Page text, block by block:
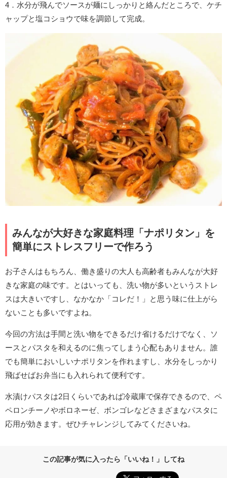
4．水分が飛んでソースが麺にしっかりと絡んだところで、ケチ
ャップと塩コショウで味を調節して完成。
みんなが大好きな家庭料理「ナポリタン」を
簡単にストレスフリーで作ろう
お子さんはもちろん、働き盛りの大人も高齢者もみんなが大好
きな家庭の味です。とはいっても、洗い物が多いというストレ
スは大きいですし、なかなか「コレだ！」と思う味に仕上がら
ないことも多いですよね。
今回の方法は手間と洗い物をできるだけ省けるだけでなく、ソ
ースとパスタを和えるのに焦ってしまう心配もありません。誰
でも簡単においしいナポリタンを作れますし、水分をしっかり
飛ばせばお弁当にも入れられて便利です。
水漬けパスタは2日くらいであれば冷蔵庫で保存できるので、ペ
ペロンチーノやボロネーゼ、ボンゴレなどさまざまなパスタに
応用が効きます。ぜひチャレンジしてみてくださいね。
この記事が気に入ったら「いいね！」してね